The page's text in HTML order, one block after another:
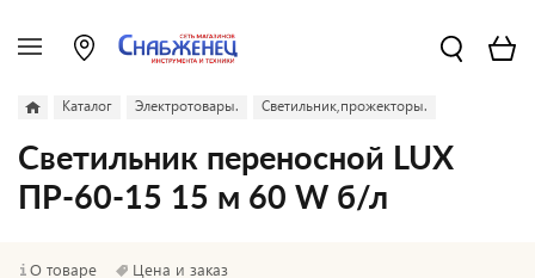
Каталог Электротовары. Светильник,прожекторы.
Светильник переносной LUX
ПР-60-15 15 м 60 W б/л
О товаре Цена и заказ